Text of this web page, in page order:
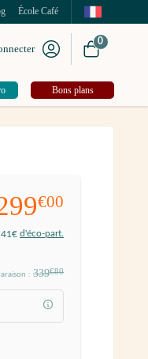
École Café
0
Bons plans
€00
d'éco-part.
: 339€80